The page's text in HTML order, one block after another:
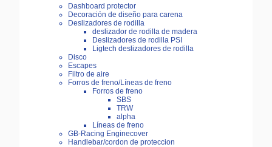
Dashboard protector
Decoración de diseño para carena
Deslizadores de rodilla
deslizador de rodilla de madera
Deslizadores de rodilla PSI
Ligtech deslizadores de rodilla
Disco
Escapes
Filtro de aire
Forros de freno/Líneas de freno
Forros de freno
SBS
TRW
alpha
Líneas de freno
GB-Racing Enginecover
Handlebar/cordon de proteccion